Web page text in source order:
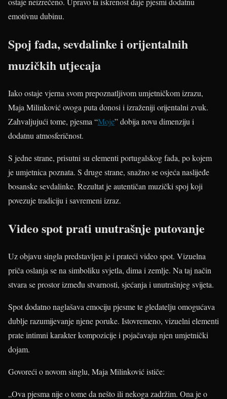
emotivnu dubinu.
Spoj fada, sevdalinke i orijentalnih
muzičkih utjecaja
Iako ostaje vjerna svom prepoznatljivom umjetničkom izrazu,
Maja Milinković ovoga puta donosi i izraženiji orijentalni zvuk.
Zahvaljujući tome, pjesma “Moje” dobija novu dimenziju i
dodatnu atmosferičnost.
S jedne strane, prisutni su elementi portugalskog fada, po kojem
je umjetnica poznata. S druge strane, snažno se osjeća naslijeđe
bosanske sevdalinke. Rezultat je autentičan muzički spoj koji
povezuje tradiciju i savremeni izraz.
Video spot prati unutrašnje putovanje
Uz objavu singla predstavljen je i prateći video spot. Vizuelna
priča oslanja se na simboliku svjetla, dima i zemlje. Na taj način
stvara se prostor između stvarnosti, sjećanja i unutrašnjeg svijeta.
Spot dodatno naglašava emociju pjesme te gledatelju omogućava
dublje razumijevanje njene poruke. Istovremeno, vizuelni elementi
prate intimni karakter kompozicije i pojačavaju njen umjetnički
dojam.
Govoreći o novom singlu, Maja Milinković ističe:
„Ova pjesma nije o tome da nešto ili nekoga zadržim. Ona je o